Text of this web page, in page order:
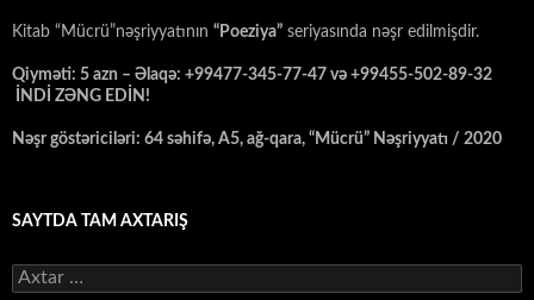
Kitab “Mücrü”nəşriyyatının “Poeziya” seriyasında nəşr edilmişdir.
Qiyməti: 5 azn – Əlaqə: +99477-345-77-47 və +99455-502-89-32
İNDİ ZƏNG EDİN!
Nəşr göstəriciləri: 64 səhifə, A5, ağ-qara, “Mücrü” Nəşriyyatı / 2020
SAYTDA TAM AXTARIŞ
Axtarış: